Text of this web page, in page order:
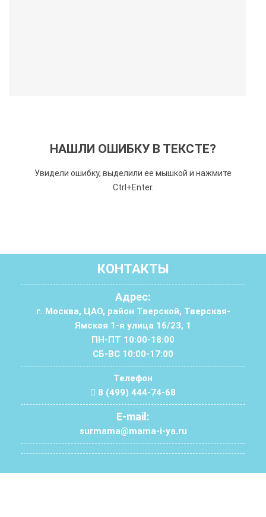
НАШЛИ ОШИБКУ В ТЕКСТЕ?
Увидели ошибку, выделили ее мышкой и нажмите
Ctrl+Enter.
КОНТАКТЫ
Адрес:
г. Москва, ЦАО, район Тверской, Тверская-
Ямская 1-я улица 16/23, 1
ПН-ПТ 10:00-18:00
СБ-ВС 10:00-17:00
Телефон
8 (499) 444-74-68
E-mail:
surmama@mama-i-ya.ru